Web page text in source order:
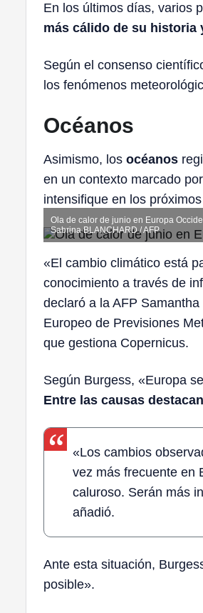
En los últimos días, varios
más cálido de su historia
Según el consenso
los fenómenos
Océanos
Asimismo, losocéanos
en un contexto marcado
intensifique en los
Ola de calor de junio en Europa
Sabrina BLANCHARD / AFP
«El cambio climático está
conocimiento a través de
declaró a la AFP
Europeo de Previsiones
que gestiona Copernicus.
Según Burgess, «Europa
Entre las causas
«Los cambios
vez más frecuente en
caluroso. Serán más
añadió.
Ante esta situación,
posible».